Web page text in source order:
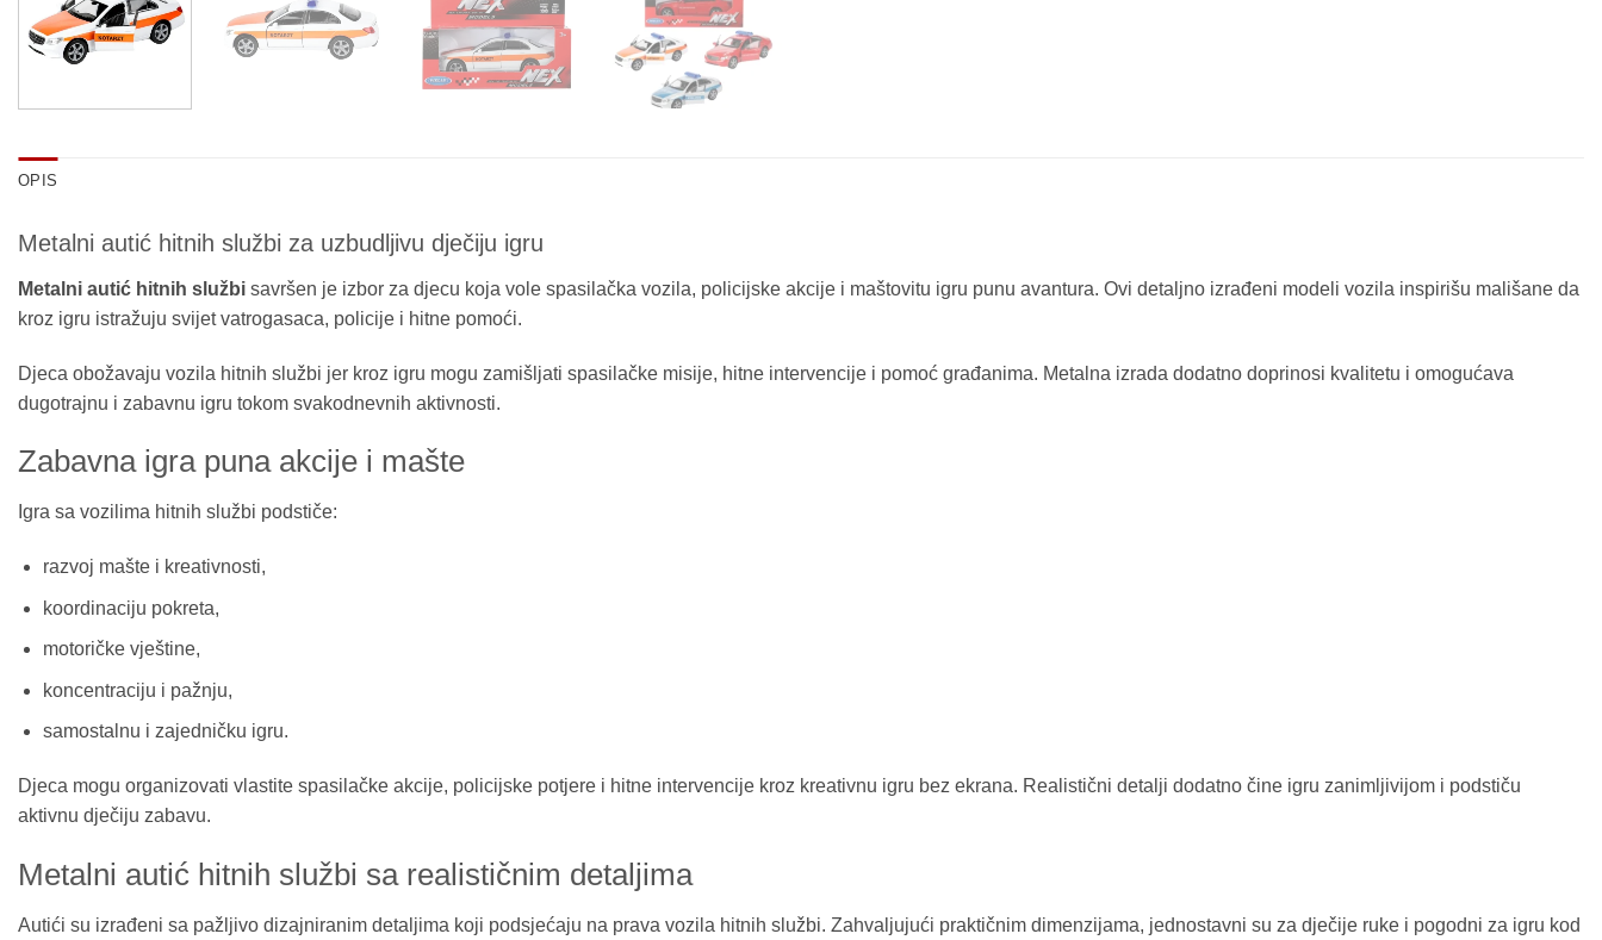
OPIS
Metalni autić hitnih službi za uzbudljivu dječiju igru
Metalni autić hitnih službi savršen je izbor za djecu koja vole spasilačka vozila, policijske akcije i maštovitu igru punu avantura. Ovi detaljno izrađeni modeli vozila inspirišu mališane da
kroz igru istražuju svijet vatrogasaca, policije i hitne pomoći.
Djeca obožavaju vozila hitnih službi jer kroz igru mogu zamišljati spasilačke misije, hitne intervencije i pomoć građanima. Metalna izrada dodatno doprinosi kvalitetu i omogućava
dugotrajnu i zabavnu igru tokom svakodnevnih aktivnosti.
Zabavna igra puna akcije i mašte
Igra sa vozilima hitnih službi podstiče:
razvoj mašte i kreativnosti,
koordinaciju pokreta,
motoričke vještine,
koncentraciju i pažnju,
samostalnu i zajedničku igru.
Djeca mogu organizovati vlastite spasilačke akcije, policijske potjere i hitne intervencije kroz kreativnu igru bez ekrana. Realistični detalji dodatno čine igru zanimljivijom i podstiču
aktivnu dječiju zabavu.
Metalni autić hitnih službi sa realističnim detaljima
Autići su izrađeni sa pažljivo dizajniranim detaljima koji podsjećaju na prava vozila hitnih službi. Zahvaljujući praktičnim dimenzijama, jednostavni su za dječije ruke i pogodni za igru kod